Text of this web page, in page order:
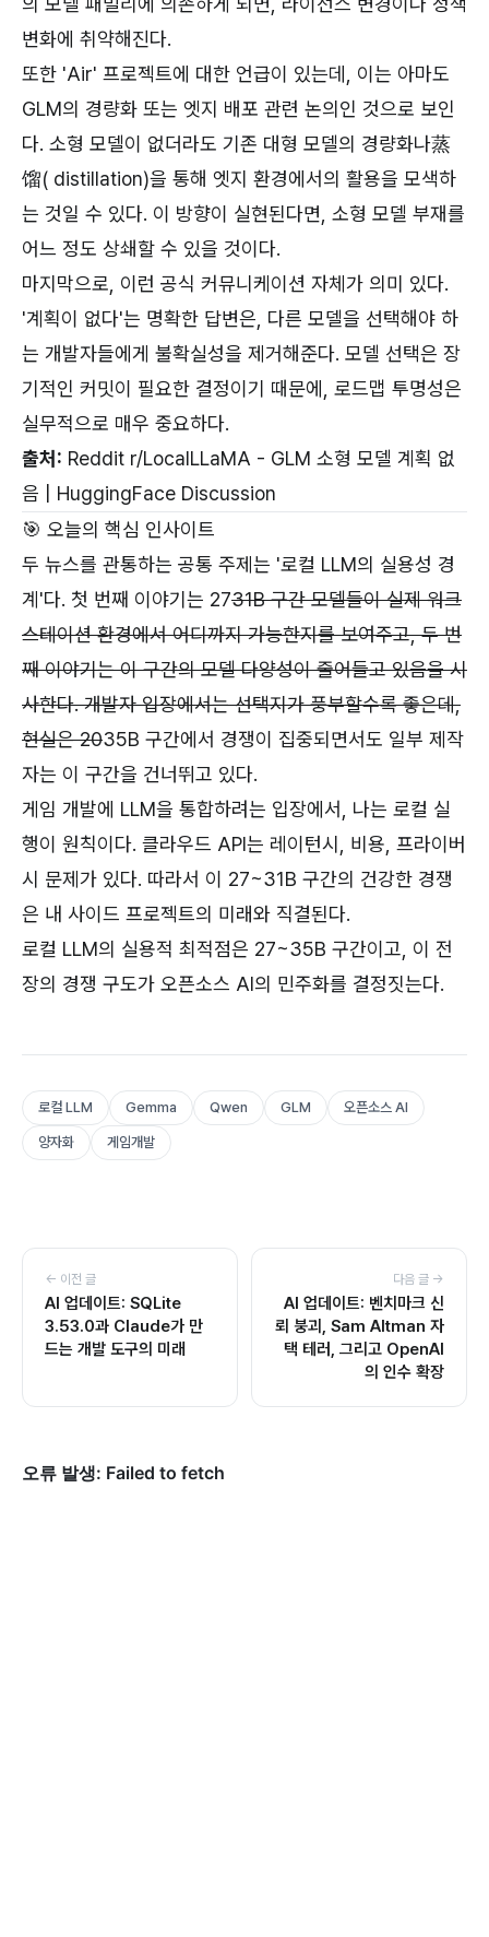
변화에 취약해진다.
또한 'Air' 프로젝트에 대한 언급이 있는데, 이는 아마도
GLM의 경량화 또는 엣지 배포 관련 논의인 것으로 보인
다. 소형 모델이 없더라도 기존 대형 모델의 경량화나蒸
馏( distillation)을 통해 엣지 환경에서의 활용을 모색하
는 것일 수 있다. 이 방향이 실현된다면, 소형 모델 부재를
어느 정도 상쇄할 수 있을 것이다.
마지막으로, 이런 공식 커뮤니케이션 자체가 의미 있다.
'계획이 없다'는 명확한 답변은, 다른 모델을 선택해야 하
는 개발자들에게 불확실성을 제거해준다. 모델 선택은 장
기적인 커밋이 필요한 결정이기 때문에, 로드맵 투명성은
실무적으로 매우 중요하다.
출처: Reddit r/LocalLLaMA - GLM 소형 모델 계획 없
음
HuggingFace Discussion
🎯 오늘의 핵심 인사이트
두 뉴스를 관통하는 공통 주제는 '로컬 LLM의 실용성 경
계'다. 첫 번째 이야기는 2731B 구간 모델들이 실제 워크
스테이션 환경에서 어디까지 가능한지를 보여주고, 두 번
째 이야기는 이 구간의 모델 다양성이 줄어들고 있음을 시
사한다. 개발자 입장에서는 선택지가 풍부할수록 좋은데,
현실은 2035B 구간에서 경쟁이 집중되면서도 일부 제작
자는 이 구간을 건너뛰고 있다.
게임 개발에 LLM을 통합하려는 입장에서, 나는 로컬 실
행이 원칙이다. 클라우드 API는 레이턴시, 비용, 프라이버
시 문제가 있다. 따라서 이 27~31B 구간의 건강한 경쟁
은 내 사이드 프로젝트의 미래와 직결된다.
로컬 LLM의 실용적 최적점은 27~35B 구간이고, 이 전
장의 경쟁 구도가 오픈소스 AI의 민주화를 결정짓는다.
로컬 LLM Gemma Qwen GLM 오픈소스 AI
양자화 게임개발
← 이전 글
AI 업데이트: SQLite
3.53.0과 Claude가 만
드는 개발 도구의 미래
다음 글 →
AI 업데이트: 벤치마크 신
뢰 붕괴, Sam Altman 자
택 테러, 그리고 OpenAI
의 인수 확장